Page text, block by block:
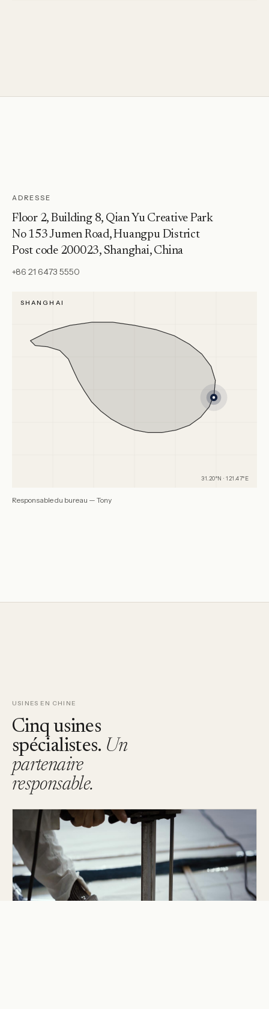
ADRESSE
Floor 2, Building 8, Qian Yu Creative Park
No 153 Jumen Road, Huangpu District
Post code 200023, Shanghai, China
+86 21 6473 5550
SHANGHAI
31.20°N · 121.47°E
Responsable du bureau — Tony
USINES EN CHINE
Cinq usines
spécialistes. Un
partenaire
responsable.